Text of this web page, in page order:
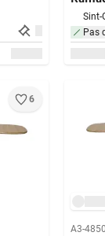
Sint-
Pas
6
A3-